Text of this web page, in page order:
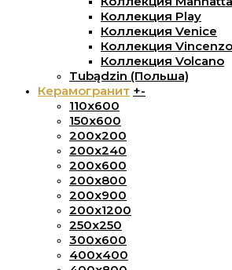
Коллекция Play
Коллекция Venice
Коллекция Vincenzo
Коллекция Volcano
Tubądzin (Польша)
Керамогранит +-
110x600
150х600
200x200
200х240
200х600
200х800
200х900
200х1200
250x250
300х600
400х400